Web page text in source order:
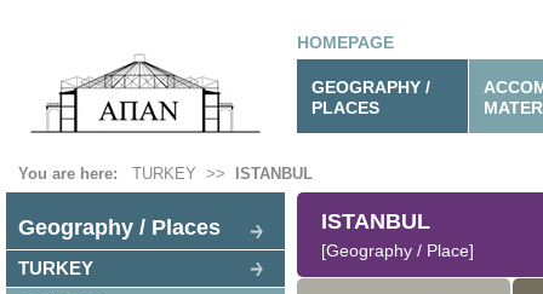
HOMEPAGE
GEOGRAPHY /
PLACES
You are here: TURKEY >> ISTANBUL
Geography / Places
TURKEY
ISTANBUL
[Geography / Place]